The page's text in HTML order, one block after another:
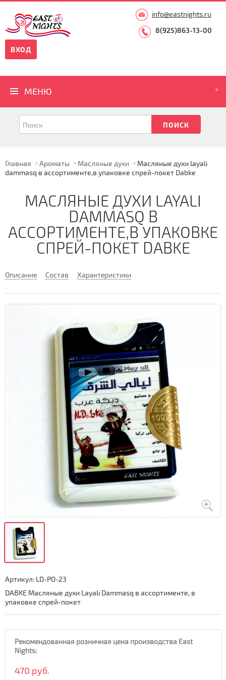
info@eastnights.ru
8(925)863-13-00
ВХОД
МЕНЮ
Главная Ароматы Масляные духи
Масляные духи layali
dammasq в ассортименте,в упаковке спрей-покет Dabke
МАСЛЯНЫЕ ДУХИ LAYALI
DAMMASQ В
АССОРТИМЕНТЕ,В УПАКОВКЕ
СПРЕЙ-ПОКЕТ DABKE
Описание Состав Характеристики
Артикул: LD-PO-23
DABKE Масляные духи Layali Dammasq в ассортименте, в
упаковке спрей-покет
Рекомендованная розничная цена производства East
Nights:
470 руб.